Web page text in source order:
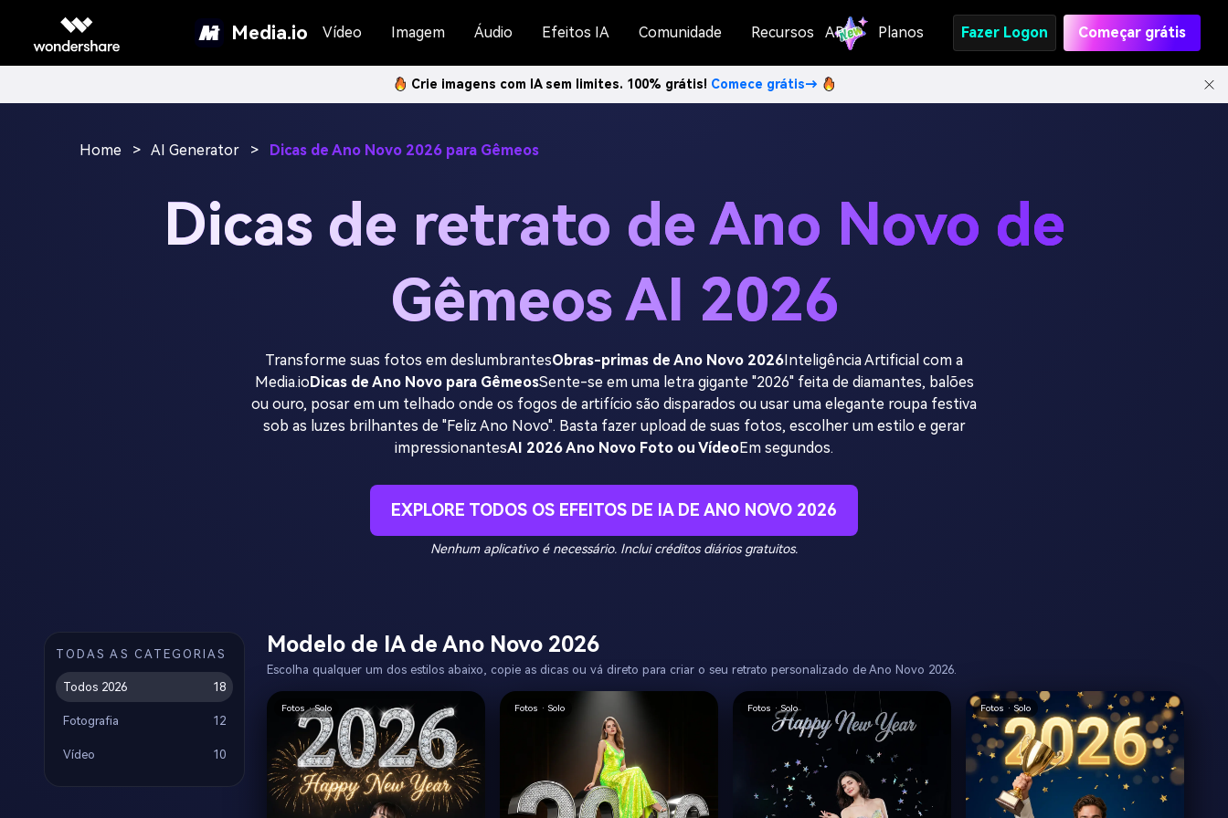
Media.io Vídeo Imagem Áudio Efeitos IA Comunidade Recursos API Planos Fazer Logon Começar grátis
Crie imagens com IA sem limites. 100% grátis! Comece grátis→
Home > AI Generator > Dicas de Ano Novo 2026 para Gêmeos
Dicas de retrato de Ano Novo de
Gêmeos AI 2026
Transforme suas fotos em deslumbrantesObras-primas de Ano Novo 2026Inteligência Artificial com a
Media.ioDicas de Ano Novo para GêmeosSente-se em uma letra gigante "2026" feita de diamantes, balões
ou ouro, posar em um telhado onde os fogos de artifício são disparados ou usar uma elegante roupa festiva
sob as luzes brilhantes de "Feliz Ano Novo". Basta fazer upload de suas fotos, escolher um estilo e gerar
impressionantesAI 2026 Ano Novo Foto ou VídeoEm segundos.
EXPLORE TODOS OS EFEITOS DE IA DE ANO NOVO 2026
Nenhum aplicativo é necessário. Inclui créditos diários gratuitos.
TODAS AS CATEGORIAS
Todos 2026 18
Fotografia 12
Vídeo 10
Modelo de IA de Ano Novo 2026
Escolha qualquer um dos estilos abaixo, copie as dicas ou vá direto para criar o seu retrato personalizado de Ano Novo 2026.
Fotos · Solo Fotos · Solo Fotos · Solo Fotos · Solo